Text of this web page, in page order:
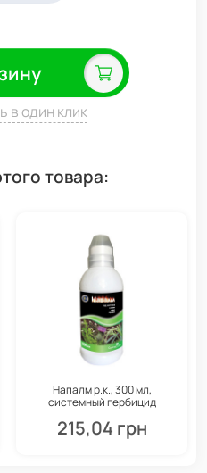
в один клик
товара:
Напалм р.к., 300 мл,
системный гербицид
Семейный сад
215,04 грн